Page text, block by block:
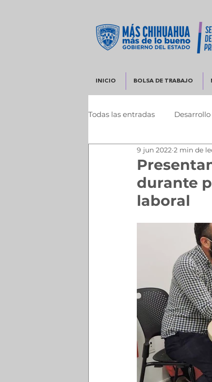
INICIO BOLSA DE TRABAJO
Todas las entradas
Infraestructura y Desarrollo
durante
laboral
9 jun 2022 2 min de